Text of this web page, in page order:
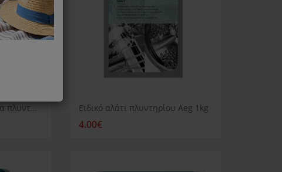
Καθαριστικό αλάτων για πλυντήριο ρούχων ή πιάτων Electrolux Ειδικό αλάτι πλυντηρίου Aeg 1kg
4.00€